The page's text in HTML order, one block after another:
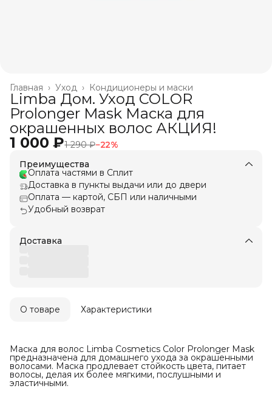
Кондиционеры и маски
Уход ›
Главная ›
Limba Дом. Уход COLOR
Prolonger Mask Маска для
окрашенных волос АКЦИЯ!
1 000 ₽1 290 ₽−22%
Преимущества
Оплата частями в Сплит
Доставка в пункты выдачи или до двери
Оплата — картой, СБП или наличными
Удобный возврат
Доставка
О товаре Характеристики
Маска для волос Limba Cosmetics Color Prolonger Mask
предназначена для домашнего ухода за окрашенными
волосами. Маска продлевает стойкость цвета, питает
волосы, делая их более мягкими, послушными и
эластичными.